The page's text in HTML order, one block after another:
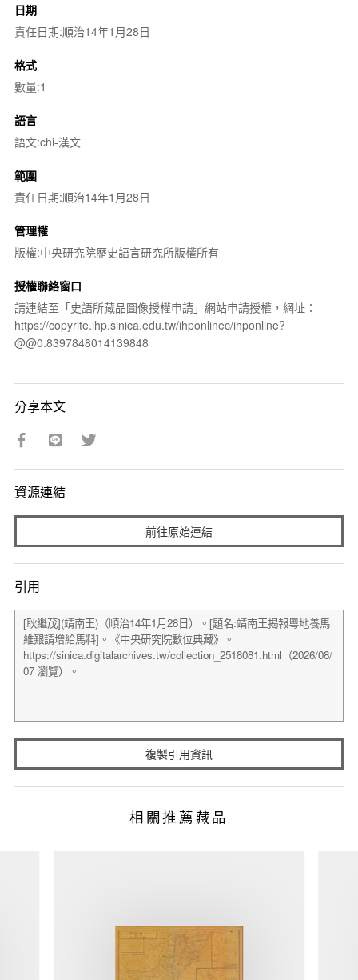
日期
責任日期:順治14年1月28日
格式
數量:1
語言
語文:chi-漢文
範圍
責任日期:順治14年1月28日
管理權
版權:中央研究院歷史語言研究所版權所有
授權聯絡窗口
請連結至「史語所藏品圖像授權申請」網站申請授權，網址：
https://copyrite.ihp.sinica.edu.tw/ihponlinec/ihponline?
@@0.8397848014139848
分享本文
資源連結
前往原始連結
引用
複製引用資訊
相關推薦藏品